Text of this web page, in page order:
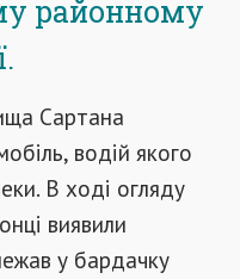
районному
Сартана
водій якого
В ході огляду
виявили
у бардачку